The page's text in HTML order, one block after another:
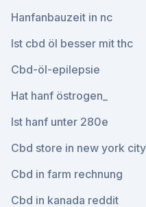
Hanfanbauzeit in nc
Ist cbd öl besser mit thc
Cbd-öl-epilepsie
Hat hanf östrogen_
Ist hanf unter 280e
Cbd store in new york city
Cbd in farm rechnung
Cbd in kanada reddit